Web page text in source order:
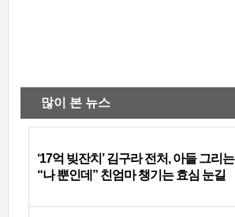
많이 본 뉴스
‘17억 빚잔치’ 김구라 전처, 아들 그리는
“나 뿐인데” 친엄마 챙기는 효심 눈길